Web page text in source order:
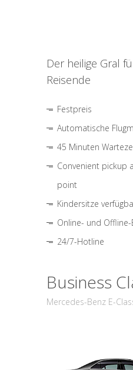
Der heilige Gral
Reisende
Festpreis
Automatische
45 Minuten
Convenient pickup
point
Kindersitze
Online- und Offline-
24/7-Hotline
Business
Mercedes-Benz E-